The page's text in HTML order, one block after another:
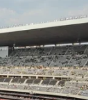
2 giờ trên
bị ngập
chết máy,